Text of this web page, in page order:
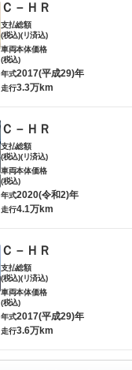
Ｃ－ＨＲ
支払総額
(税込)(リ済込)
車両本体価格
(税込)
年式2017(平成29)年
走行3.3万km
Ｃ－ＨＲ
支払総額
(税込)(リ済込)
車両本体価格
(税込)
年式2020(令和2)年
走行4.1万km
Ｃ－ＨＲ
支払総額
(税込)(リ済込)
車両本体価格
(税込)
年式2017(平成29)年
走行3.6万km